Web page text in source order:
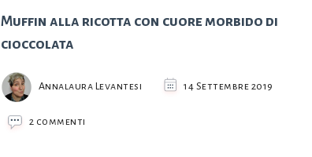
Muffin alla ricotta con cuore morbido di
cioccolata
Annalaura Levantesi 14 Settembre 2019
2 commenti